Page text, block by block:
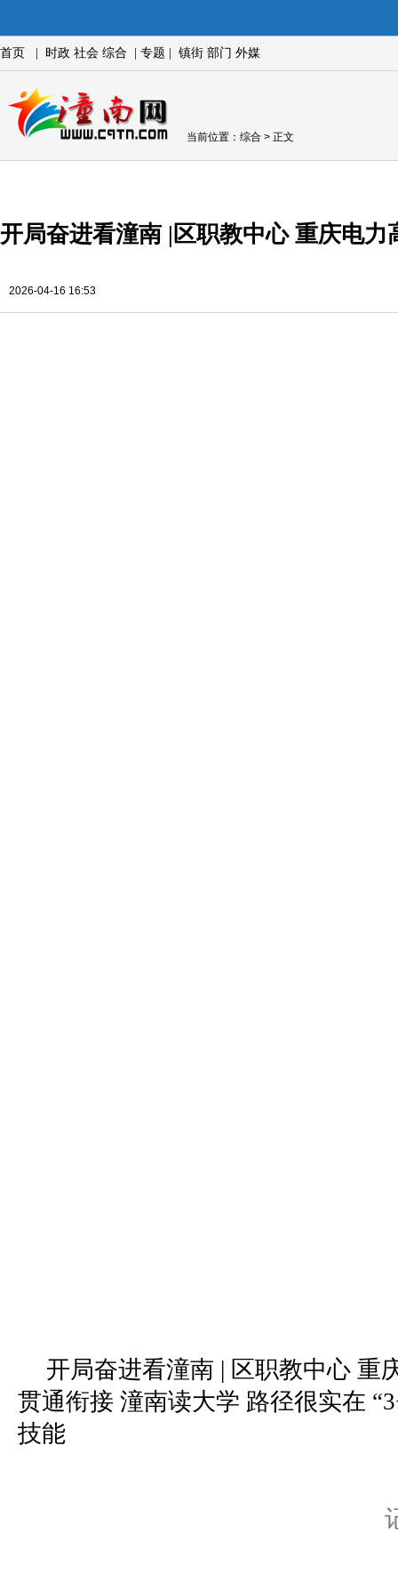
首页 时政 社会 综合 专题 镇街 部门 外媒
当前位置： 综合 > 正文
开局奋进看潼南 |区职教中心 重庆电力
2026-04-16 16:53
开局奋进看潼南 | 区职教中心 重
贯通衔接 潼南读大学 路径很实在
技能